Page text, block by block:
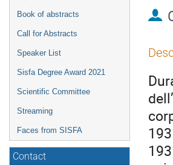
Book of abstracts
Call for Abstracts
Speaker List
Sisfa Degree Award 2021
Scientific Committee
Streaming
Faces from SISFA
Contact